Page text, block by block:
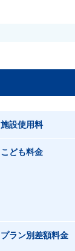
施設使用料
こども料金
プラン別差額料金